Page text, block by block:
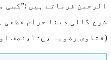
الرحمن فرماتے ہیں :”کسی
شرع گالی دینا حرام قطعی
(فتاویٰ رضویہ ،ج۱۰،نصف اول ،ص ۱۴۰)